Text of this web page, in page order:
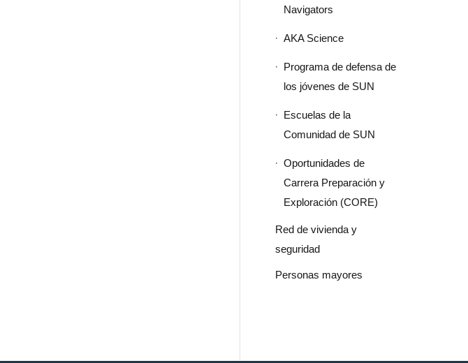
Navigators
AKA Science
Programa de defensa de
los jóvenes de SUN
Escuelas de la
Comunidad de SUN
Oportunidades de
Carrera Preparación y
Exploración (CORE)
Red de vivienda y
seguridad
Personas mayores